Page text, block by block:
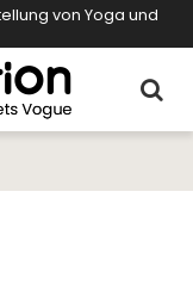
von Yoga und